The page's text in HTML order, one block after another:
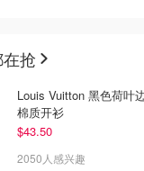
抢
Louis Vuitton 黑色荷叶
棉质开衫
$43.50
2050人感兴趣